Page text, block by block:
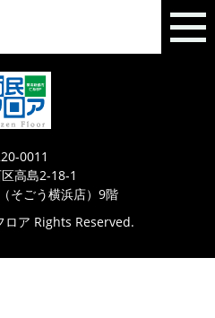
0011
高島2-18-1
そごう横浜店）9階
ア Rights Reserved.